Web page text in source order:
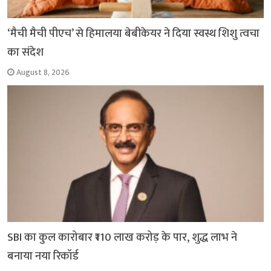
‘मैची मैची पीएच’ से हिमालया बेबीकेयर ने दिया स्वस्थ शिशु त्वचा
का संदेश
August 8, 2026
SBI का कुल कारोबार ₹110 लाख करोड़ के पार, शुद्ध लाभ ने
बनाया नया रिकॉर्ड